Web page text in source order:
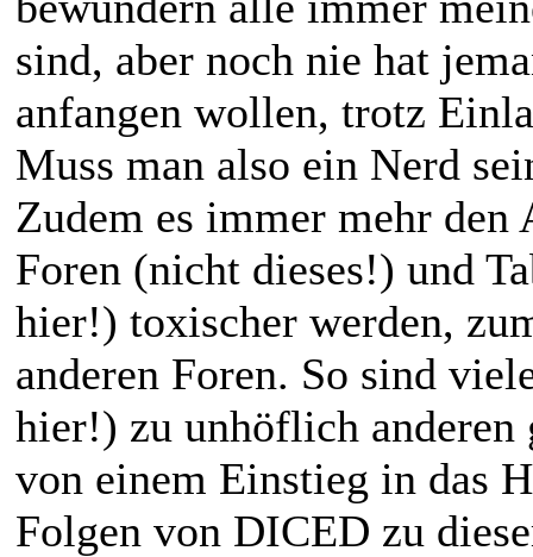
sind, aber noch nie hat
anfangen wollen, trotz
Muss man also ein Nerd
Zudem es immer mehr den
Foren (nicht dieses!) und
hier!) toxischer werden,
anderen Foren. So sind
hier!) zu unhöflich anderen
von einem Einstieg in das
Folgen von DICED zu